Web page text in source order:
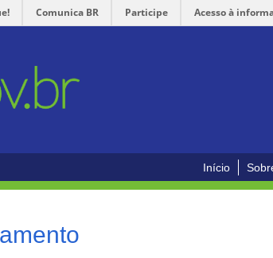
Comunica BR Participe Acesso à
Início